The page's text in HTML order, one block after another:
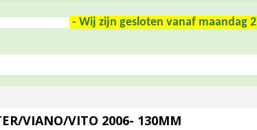
- Wij zijn gesloten vanaf maandag
VIANO/VITO 2006- 130MM